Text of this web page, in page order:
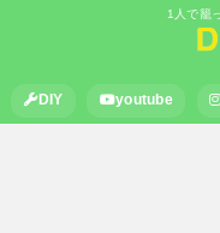
1人で籠
DIY youtube